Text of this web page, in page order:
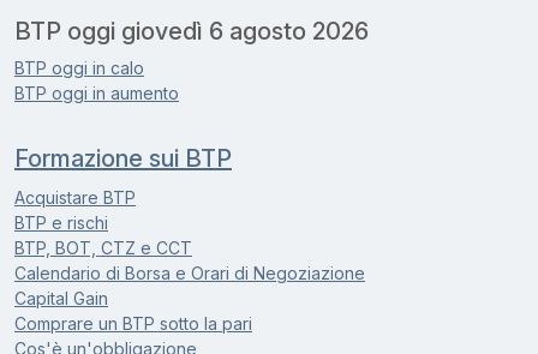
BTP oggi giovedì 6 agosto 2026
BTP oggi in calo
BTP oggi in aumento
Formazione sui BTP
Acquistare BTP
BTP e rischi
BTP, BOT, CTZ e CCT
Calendario di Borsa e Orari di Negoziazione
Capital Gain
Comprare un BTP sotto la pari
Cos'è un'obbligazione